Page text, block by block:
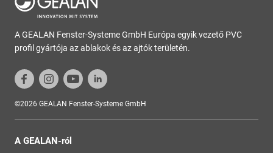
A GEALAN Fenster-Systeme GmbH Európa egyik vezető PVC
profil gyártója az ablakok és az ajtók területén.
©2026 GEALAN Fenster-Systeme GmbH
A GEALAN-ról